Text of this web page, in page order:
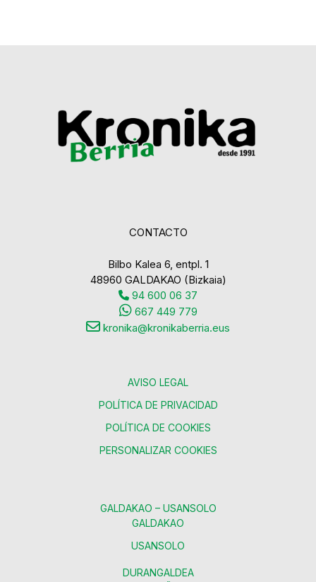
CONTACTO
Bilbo Kalea 6, entpl. 1
48960 GALDAKAO (Bizkaia)
94 600 06 37
667 449 779
kronika@kronikaberria.eus
AVISO LEGAL
POLÍTICA DE PRIVACIDAD
POLÍTICA DE COOKIES
PERSONALIZAR COOKIES
GALDAKAO – USANSOLO
GALDAKAO
USANSOLO
DURANGALDEA